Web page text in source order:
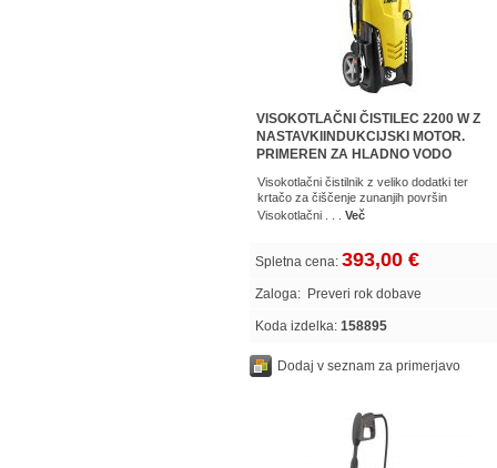
VISOKOTLAČNI ČISTILEC 2200 W Z
NASTAVKIINDUKCIJSKI MOTOR.
PRIMEREN ZA HLADNO VODO
Visokotlačni čistilnik z veliko dodatki ter
krtačo za čiščenje zunanjih površin
Visokotlačni . . . Več
Spletna cena: 393,00 €
Zaloga: Preveri rok dobave
Koda izdelka: 158895
Dodaj v seznam za primerjavo